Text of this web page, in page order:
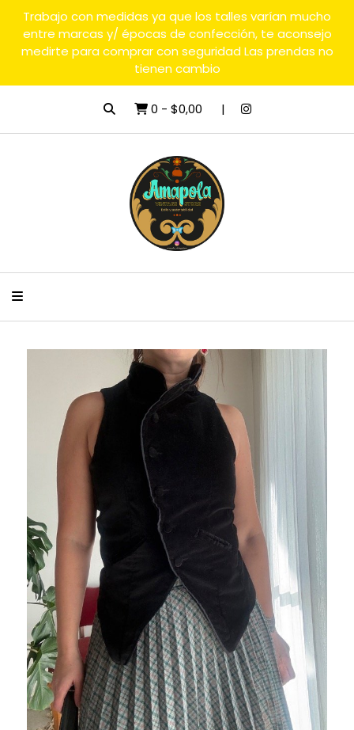
Trabajo con medidas ya que los talles varían mucho
entre marcas y/ épocas de confección, te aconsejo
medirte para comprar con seguridad Las prendas no
tienen cambio
0 - $0,00